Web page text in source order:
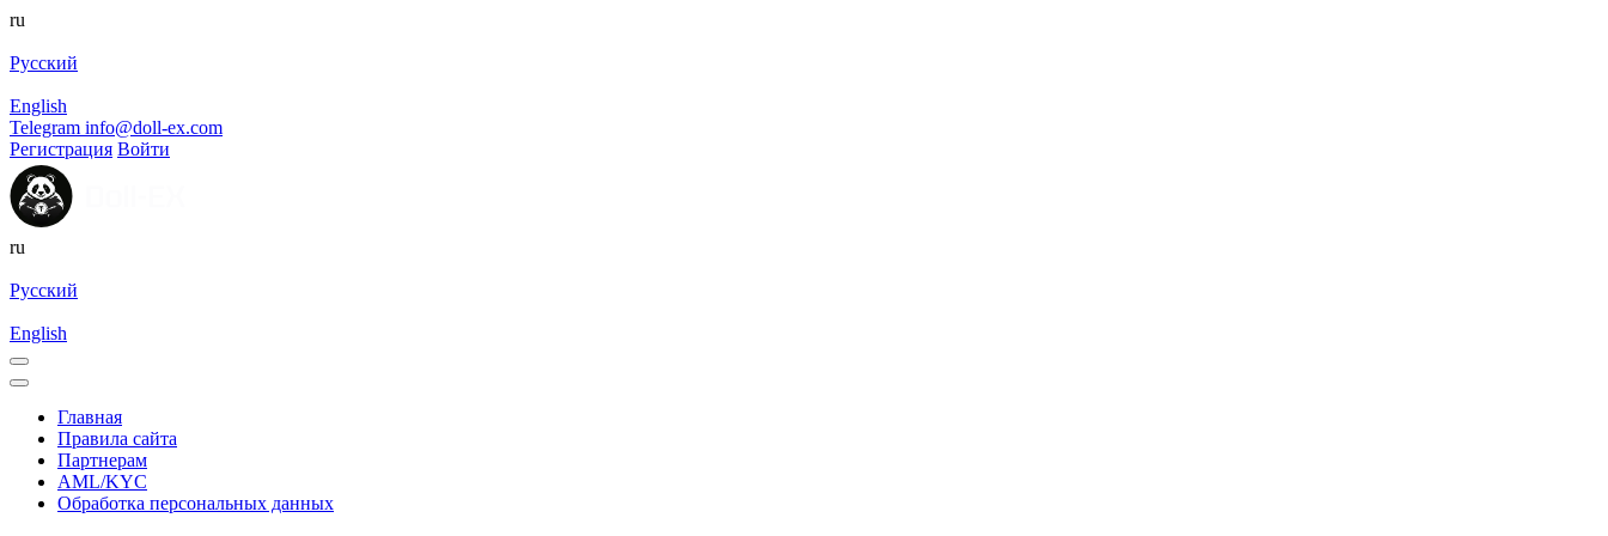
ru
Русский
English
Telegram info@doll-ex.com
Регистрация Войти
ru
Русский
English
Главная
Правила сайта
Партнерам
AML/KYC
Обработка персональных данных